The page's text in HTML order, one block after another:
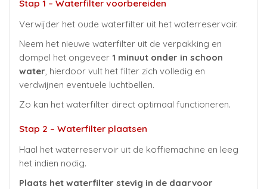
Stap 1 – Waterfilter voorbereiden
Verwijder het oude waterfilter uit het waterreservoir.
Neem het nieuwe waterfilter uit de verpakking en
dompel het ongeveer 1 minuut onder in schoon
water, hierdoor vult het filter zich volledig en
verdwijnen eventuele luchtbellen.
Zo kan het waterfilter direct optimaal functioneren.
Stap 2 – Waterfilter plaatsen
Haal het waterreservoir uit de koffiemachine en leeg
het indien nodig.
Plaats het waterfilter stevig in de daarvoor